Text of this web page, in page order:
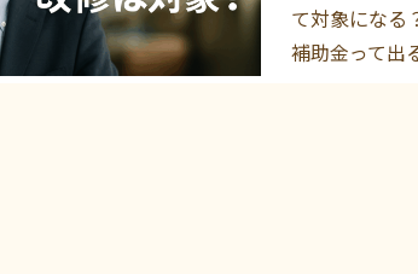
て対象になる
補助金って出